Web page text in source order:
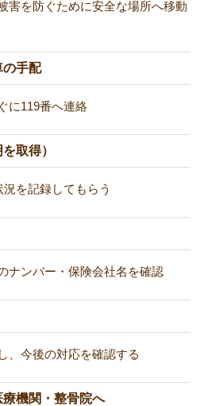
害を防ぐために安全な場所へ移動
手配
に119番へ連絡
取得）
を記録してもらう
ナンバー・保険会社名を確認
、今後の対応を確認する
機関・整骨院へ